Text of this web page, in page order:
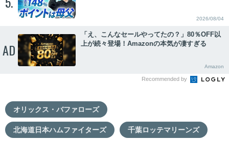
2026/08/04
AD
「え、こんなセールやってたの？」80％OFF以
上が続々登場！Amazonの本気が凄すぎる
Amazon
Recommended by
オリックス・バファローズ
北海道日本ハムファイターズ 千葉ロッテマリーンズ